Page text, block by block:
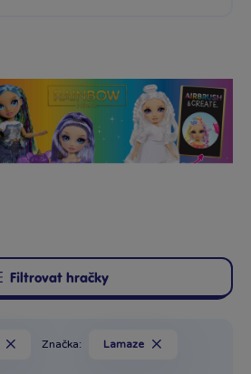
Filtrovat hračky
Značka: Lamaze